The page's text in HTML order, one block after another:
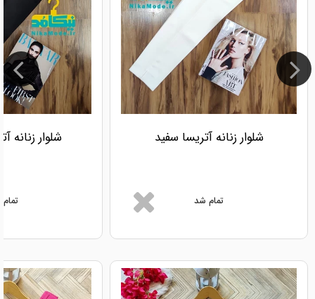
شلوار زنانه آتریسا سفید
تمام شد
شلوار زنانه